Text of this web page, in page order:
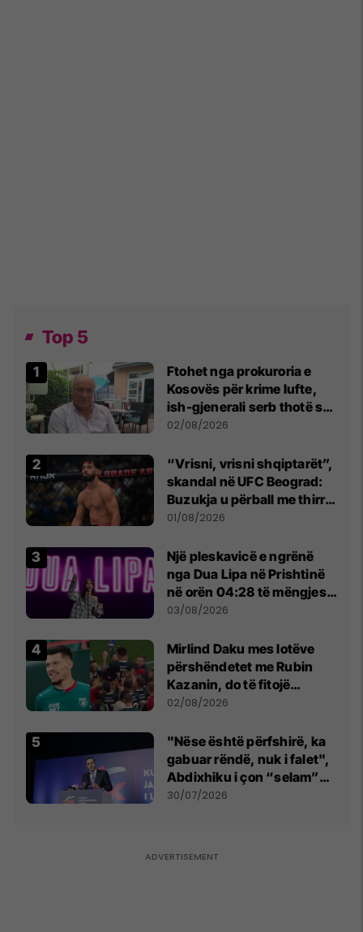
Top 5
Ftohet nga prokuroria e
Kosovës për krime lufte,
ish-gjenerali serb thotë se
dikush e tradhtoi në
02/08/2026
“Vrisni, vrisni shqiptarët”,
skandal në UFC Beograd:
Buzukja u përball me thirrje
anti-shqiptare nga
01/08/2026
Një pleskavicë e ngrënë
nga Dua Lipa në Prishtinë
në orën 04:28 të mëngjesit
- dhe bota digjitale serbe
03/08/2026
Mirlind Daku mes lotëve
përshëndetet me Rubin
Kazanin, do të fitojë
miliona te Spartak Moska
02/08/2026
"Nëse është përfshirë, ka
gabuar rëndë, nuk i falet",
Abdixhiku i çon “selam”
Përparim Ramës
30/07/2026